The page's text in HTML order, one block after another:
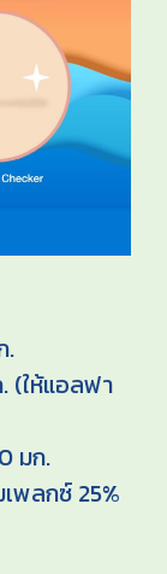
.
(ให้แอลฟา
มก.
พลกซ์ 25%